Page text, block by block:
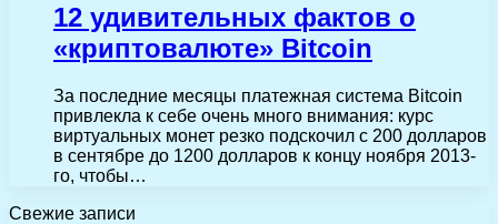
12 удивительных фактов о
«криптовалюте» Bitcoin
За последние месяцы платежная система Bitcoin
привлекла к себе очень много внимания: курс
виртуальных монет резко подскочил с 200 долларов
в сентябре до 1200 долларов к концу ноября 2013-
го, чтобы…
Свежие записи